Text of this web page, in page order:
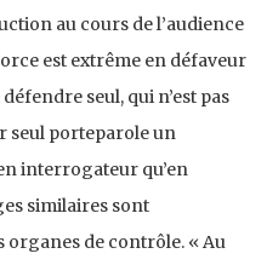
au cours de l’audience
est extrême en défaveur
seul, qui n’est pas
seul porteparole un
interrogateur qu’en
similaires sont
de contrôle. « Au